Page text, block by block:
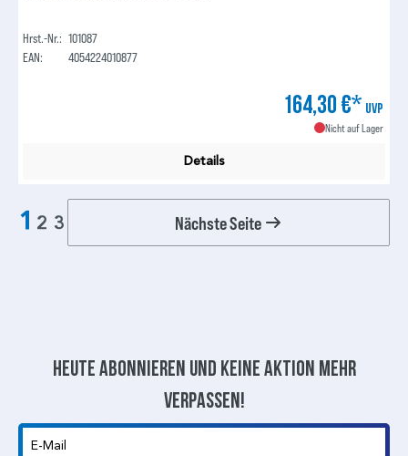
Hrst.-Nr.: 101087
EAN:
4054224010877
164,30 €* UVP
Nicht auf Lager
Details
1 2 3 Nächste Seite
Heute abonnieren und keine aktion mehr
verpassen!